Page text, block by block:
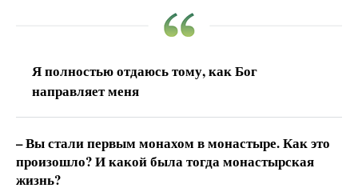
Я полностью отдаюсь тому, как Бог
направляет меня
– Вы стали первым монахом в монастыре. Как это
произошло? И какой была тогда монастырская
жизнь?